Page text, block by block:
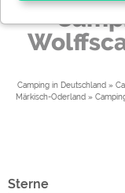
Camping in Deutschland »
Märkisch-Oderland »
Sterne
Essenziell
Website dringend
werden Teile der
Campingplätzen)